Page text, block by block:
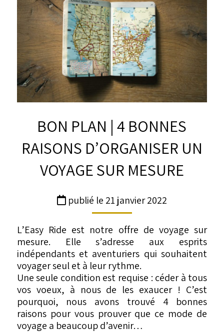
BON PLAN | 4 BONNES
RAISONS D’ORGANISER UN
VOYAGE SUR MESURE
publié le 21 janvier 2022
L’Easy Ride est notre offre de voyage sur
mesure. Elle s’adresse aux esprits
indépendants et aventuriers qui souhaitent
voyager seul et à leur rythme.
Une seule condition est requise : céder à tous
vos voeux, à nous de les exaucer ! C’est
pourquoi, nous avons trouvé 4 bonnes
raisons pour vous prouver que ce mode de
voyage a beaucoup d’avenir…